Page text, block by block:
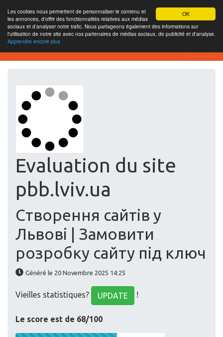
OK
Les cookies nous permettent de personnaliser le contenu et
les annonces, d'offrir des fonctionnalités relatives aux médias
sociaux et d'analyser notre trafic. Nous partageons également des informations sur
l'utilisation de notre site avec nos partenaires de médias sociaux, de publicité et d'analyse.
Apprendre encore plus
Free SEO Testing Tool
Evaluation du site
pbb.lviv.ua
Cтворення сайтів у
Львові | Замовити
розробку сайту під ключ
Généré le 20 Novembre 2025 14:25
Vieilles statistiques? UPDATE !
Le score est de 68/100